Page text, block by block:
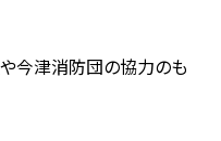
今津消防団の協力のも